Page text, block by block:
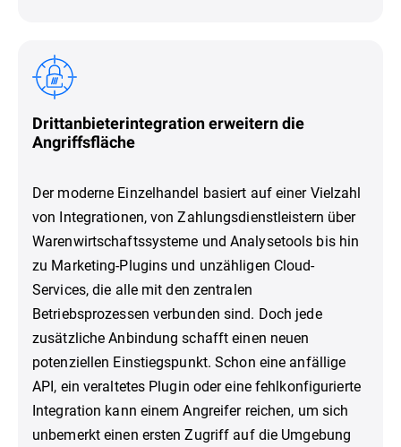
Drittanbieterintegration erweitern die
Angriffsfläche
Der moderne Einzelhandel basiert auf einer Vielzahl
von Integrationen, von Zahlungsdienstleistern über
Warenwirtschaftssysteme und Analysetools bis hin
zu Marketing-Plugins und unzähligen Cloud-
Services, die alle mit den zentralen
Betriebsprozessen verbunden sind. Doch jede
zusätzliche Anbindung schafft einen neuen
potenziellen Einstiegspunkt. Schon eine anfällige
API, ein veraltetes Plugin oder eine fehlkonfigurierte
Integration kann einem Angreifer reichen, um sich
unbemerkt einen ersten Zugriff auf die Umgebung